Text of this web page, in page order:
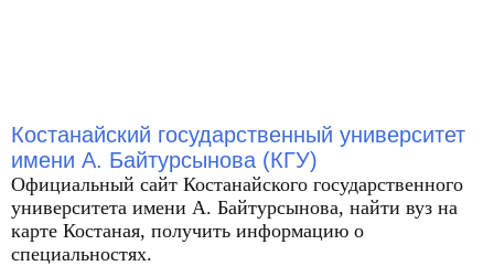
Костанайский государственный университет
имени А. Байтурсынова (КГУ)
Официальный сайт Костанайского государственного
университета имени А. Байтурсынова, найти вуз на
карте Костаная, получить информацию о
специальностях.